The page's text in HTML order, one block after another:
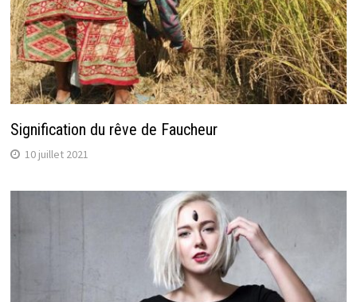
Signification du rêve de Faucheur
10 juillet 2021